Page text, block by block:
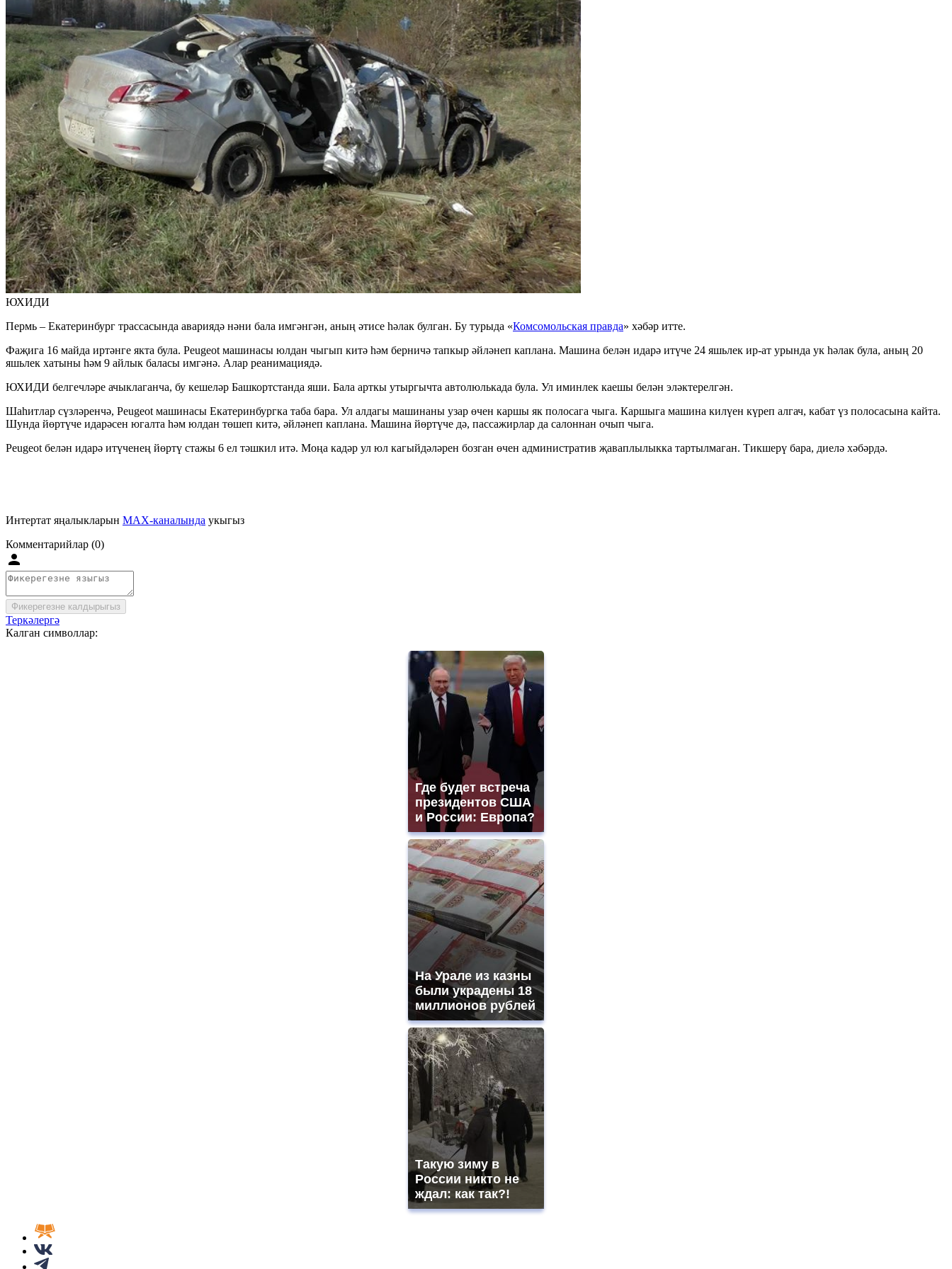
ЮХИДИ
Пермь – Екатеринбург трассасында авариядә нәни бала имгәнгән, аның әтисе һәлак булган. Бу турыда «Комсомольская правда» хәбәр итте.
Фаҗига 16 майда иртәнге якта була. Peugeot машинасы юлдан чыгып китә һәм берничә тапкыр әйләнеп каплана. Машина белән идарә итүче 24 яшьлек ир-ат урында ук һәлак була, аның 20
яшьлек хатыны һәм 9 айлык баласы имгәнә. Алар реанимациядә.
ЮХИДИ белгечләре ачыклаганча, бу кешеләр Башкортстанда яши. Бала арткы утыргычта автолюлькада була. Ул иминлек каешы белән эләктерелгән.
Шаһитлар сүзләренчә, Peugeot машинасы Екатеринбургка таба бара. Ул алдагы машинаны узар өчен каршы як полосага чыга. Каршыга машина килүен күреп алгач, кабат үз полосасына кайта.
Шунда йөртүче идарәсен югалта һәм юлдан төшеп китә, әйләнеп каплана. Машина йөртүче дә, пассажирлар да салоннан очып чыга.
Peugeot белән идарә итүченең йөртү стажы 6 ел тәшкил итә. Моңа кадәр ул юл кагыйдәләрен бозган өчен административ җаваплылыкка тартылмаган. Тикшерү бара, диелә хәбәрдә.
Интертат яңалыкларын MAX-каналында укыгыз
Комментарийлар (0)
Фикерегезне калдырыгыз
Теркәлергә
Калган символлар:
Где будет встреча
президентов США
и России: Европа?
На Урале из казны
были украдены 18
миллионов рублей
Такую зиму в
России никто не
ждал: как так?!